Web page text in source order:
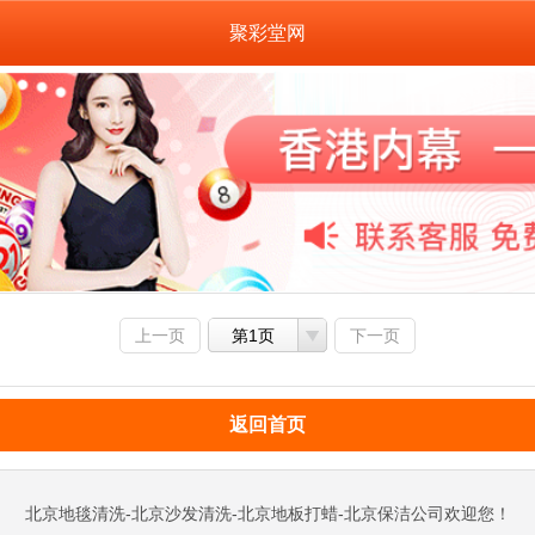
聚彩堂网
上一页 第1页 下一页
返回首页
北京地毯清洗-北京沙发清洗-北京地板打蜡-北京保洁公司欢迎您！